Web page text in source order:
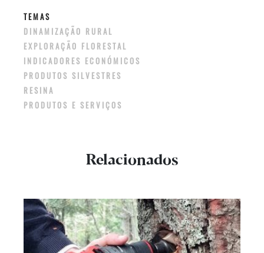
TEMAS
DINAMIZAÇÃO RURAL
EXPLORAÇÃO FLORESTAL
INDICADORES ECONÓMICOS
PRODUTOS SILVESTRES
RESINA
PRODUTOS E SERVIÇOS
Relacionados